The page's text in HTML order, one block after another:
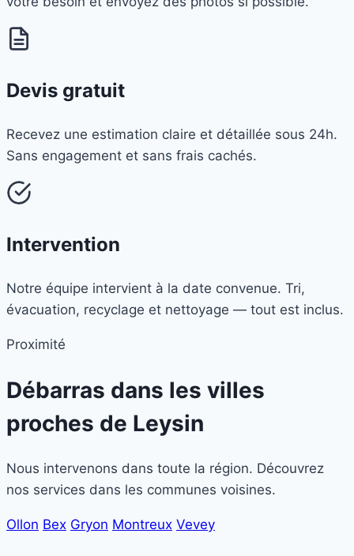
Devis gratuit
Recevez une estimation claire et détaillée sous 24h.
Sans engagement et sans frais cachés.
Intervention
Notre équipe intervient à la date convenue. Tri,
évacuation, recyclage et nettoyage — tout est inclus.
Proximité
Débarras dans les villes
proches de Leysin
Nous intervenons dans toute la région. Découvrez
nos services dans les communes voisines.
Ollon Bex Gryon Montreux Vevey